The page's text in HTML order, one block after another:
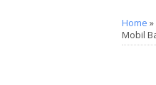
Home »
Mobil